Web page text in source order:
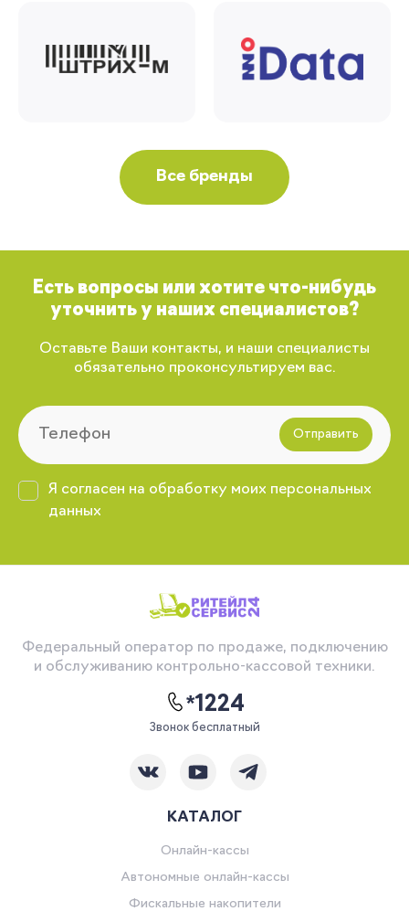
Все бренды
Есть вопросы или хотите что-нибудь
уточнить у наших специалистов?
Оставьте Ваши контакты, и наши специалисты
обязательно проконсультируем вас.
Отправить
Я согласен на обработку моих персональных
данных
Федеральный оператор по продаже, подключению
и обслуживанию контрольно-кассовой техники.
*1224
Звонок бесплатный
КАТАЛОГ
Онлайн-кассы
Автономные онлайн-кассы
Фискальные накопители